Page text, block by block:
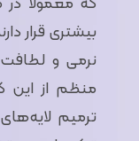
بیشتری قرار
نرمی و
منظم از این
ترمیم